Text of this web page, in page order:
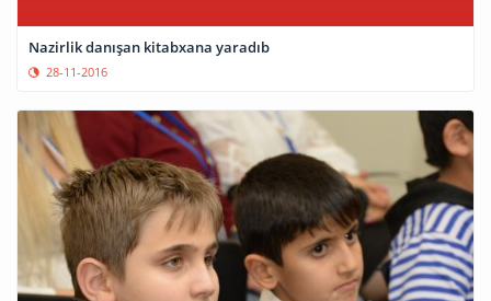
Nazirlik danışan kitabxana yaradıb
28-11-2016